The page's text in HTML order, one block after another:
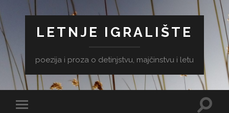
LETNJE IGRALIŠTE
poezija i proza o detinjstvu, majčinstvu i letu
Toggle